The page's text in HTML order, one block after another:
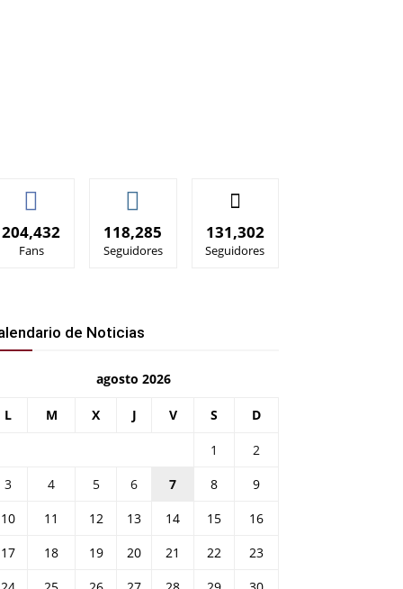
204,432
Fans
118,285
Seguidores
131,302
Seguidores
de Noticias
agosto 2026
L M X J V S D
1
2
3
4 5 6 7 8
9
10
11 12 13 14 15
16
17
18 19 20 21 22
23